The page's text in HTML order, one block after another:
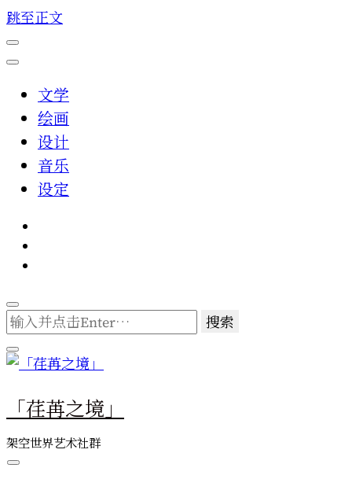
跳至正文
文学
绘画
设计
音乐
设定
找
什
么
西
吗?
「荏苒之境」
架空世界艺术社群